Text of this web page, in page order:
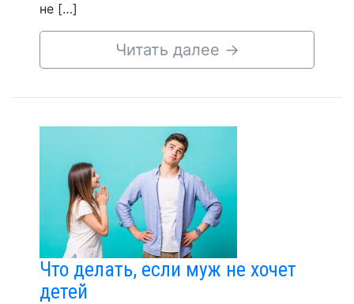
не […]
Читать далее →
Что делать, если муж не хочет
детей